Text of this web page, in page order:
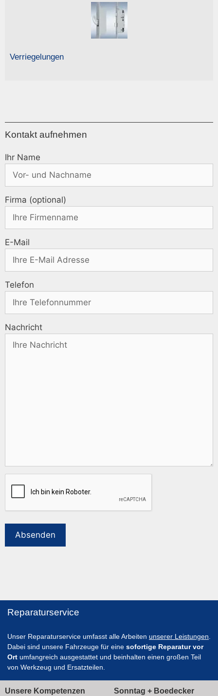
Verriegelungen
Kontakt aufnehmen
Ihr Name
Firma (optional)
E-Mail
Telefon
Nachricht
Absenden
Reparaturservice
Unser Reparaturservice umfasst alle Arbeiten unserer Leistungen.
Dabei sind unsere Fahrzeuge für eine sofortige Reparatur vor
Ort umfangreich ausgestattet und beinhalten einen großen Teil
von Werkzeug und Ersatzteilen.
Unsere Kompetenzen Sonntag + Boedecker